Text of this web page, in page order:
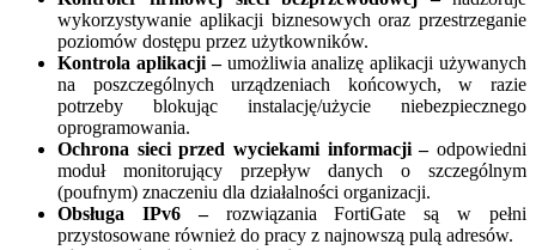
wykorzystywanie aplikacji biznesowych oraz przestrzeganie
poziomów dostępu przez użytkowników.
Kontrola aplikacji –umożliwia analizę aplikacji używanych
na poszczególnych urządzeniach końcowych, w razie
potrzeby blokując instalację/użycie niebezpiecznego
oprogramowania.
Ochrona sieci przed wyciekami informacji –odpowiedni
moduł monitorujący przepływ danych o szczególnym
(poufnym) znaczeniu dla działalności organizacji.
Obsługa IPv6 – rozwiązania FortiGate są w pełni
przystosowane również do pracy z najnowszą pulą adresów.